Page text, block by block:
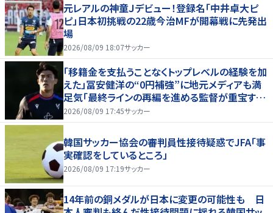
元レアルの神童Ｊデビュー！登録名「中井卓大ピ
ピ」日本初挑戦の22歳今治MFが開幕戦に先発出
場
2026/08/09 18:07サッカー
「移籍金を支払うことなくトップレベルの経験を加
えた」冨安健洋の“0円補強”に地元メディアも満
足気「最終ラインの再編を進める監督が重宝する
柔軟性を備えている」
2026/08/09 17:45サッカー
韓国サッカー協会の審判員性接待疑惑でJFA「事
実確認をしているところ」
2026/08/09 17:19サッカー
14年前の銅メダルが日本に変更の可能性も 日